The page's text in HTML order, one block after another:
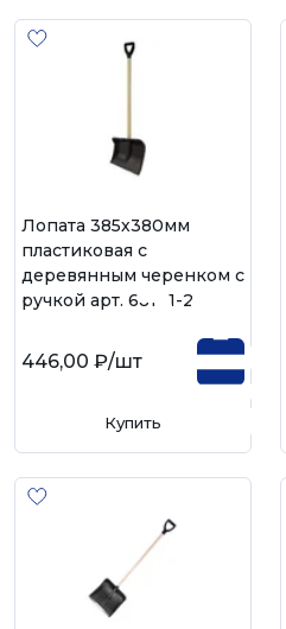
Лопата 385х380мм
пластиковая с
деревянным черенком с
ручкой арт. 68101-2
446,00 ₽/шт
Купить